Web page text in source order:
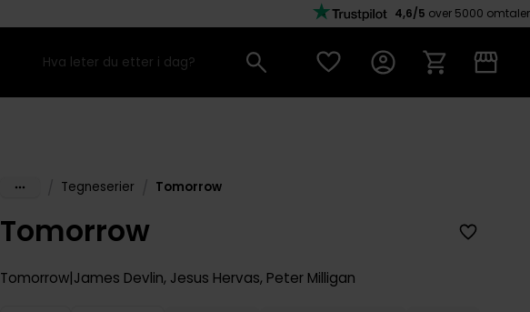
4,6/5 over 5000 omtaler
Tegneserier Tomorrow
Tomorrow
Tomorrow James Devlin, Jesus Hervas, Peter Milligan